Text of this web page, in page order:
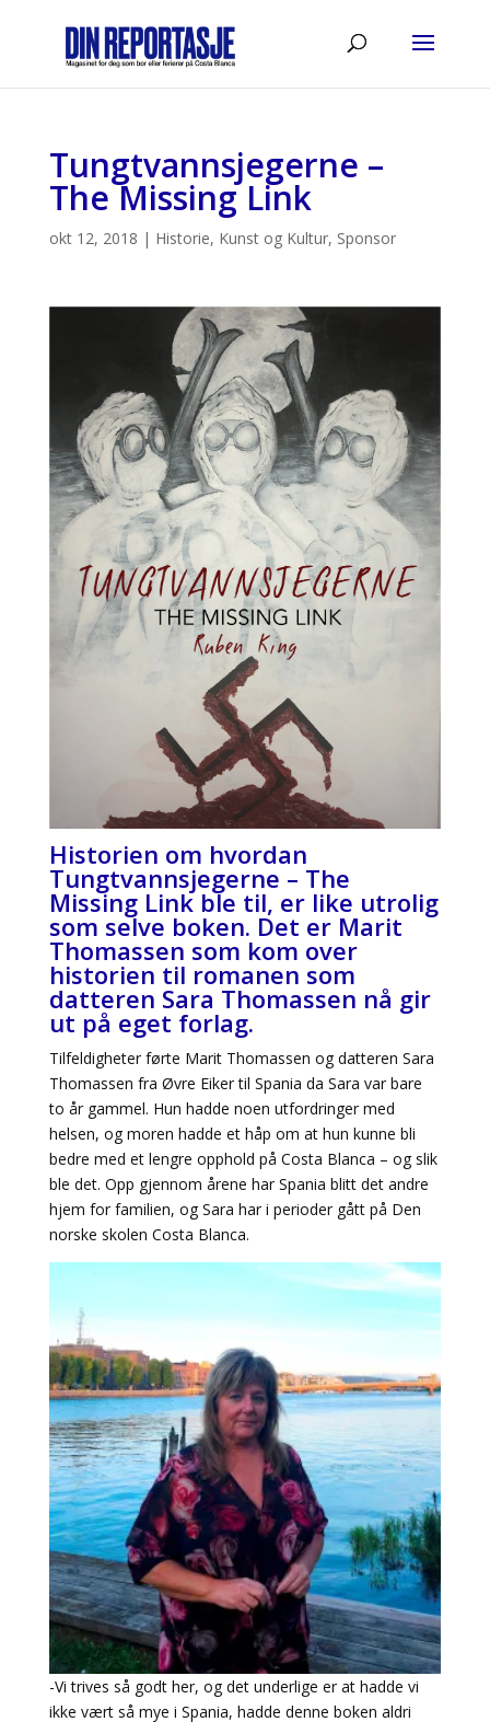
Tungtvannsjegerne –
The Missing Link
okt 12, 2018 | Historie, Kunst og Kultur, Sponsor
Historien om hvordan
Tungtvannsjegerne – The
Missing Link ble til, er like utrolig
som selve boken. Det er Marit
Thomassen som kom over
historien til romanen som
datteren Sara Thomassen nå gir
ut på eget forlag.
Tilfeldigheter førte Marit Thomassen og datteren Sara
Thomassen fra Øvre Eiker til Spania da Sara var bare
to år gammel. Hun hadde noen utfordringer med
helsen, og moren hadde et håp om at hun kunne bli
bedre med et lengre opphold på Costa Blanca – og slik
ble det. Opp gjennom årene har Spania blitt det andre
hjem for familien, og Sara har i perioder gått på Den
norske skolen Costa Blanca.
-Vi trives så godt her, og det underlige er at hadde vi
ikke vært så mye i Spania, hadde denne boken aldri